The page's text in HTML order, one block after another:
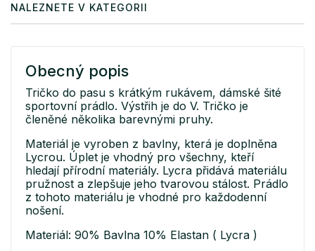
NALEZNETE V KATEGORII
Obecný popis
Tričko do pasu s krátkým rukávem, dámské šité
sportovní prádlo. Výstřih je do V. Tričko je
členěné několika barevnými pruhy.
Materiál je vyroben z bavlny, která je doplněna
Lycrou. Úplet je vhodný pro všechny, kteří
hledají přírodní materiály. Lycra přidává materiálu
pružnost a zlepšuje jeho tvarovou stálost. Prádlo
z tohoto materiálu je vhodné pro každodenní
nošení.
Materiál: 90% Bavlna 10% Elastan ( Lycra )